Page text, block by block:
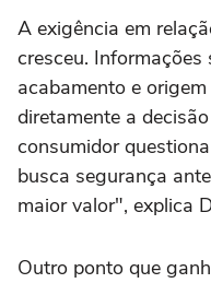
A exigência em
cresceu. Informações
acabamento e
diretamente a
consumidor
busca segurança
maior valor", explica
Outro ponto que